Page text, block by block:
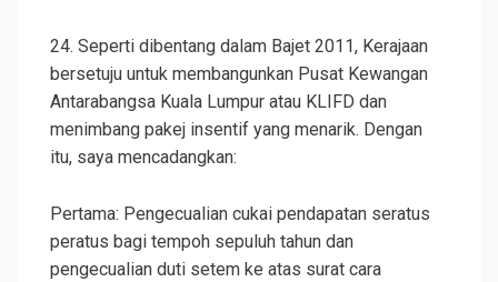
24. Seperti dibentang dalam Bajet 2011, Kerajaan
bersetuju untuk membangunkan Pusat Kewangan
Antarabangsa Kuala Lumpur atau KLIFD dan
menimbang pakej insentif yang menarik. Dengan
itu, saya mencadangkan:
Pertama: Pengecualian cukai pendapatan seratus
peratus bagi tempoh sepuluh tahun dan
pengecualian duti setem ke atas surat cara